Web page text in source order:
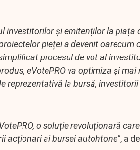
investitorilor și emitenților la piața
pieței a devenit oarecum
procesul de vot al
eVotePRO va optimiza și mai
reprezentativă la bursă, investitorii
o soluție revoluționară
acționari ai bursei autohtone", a